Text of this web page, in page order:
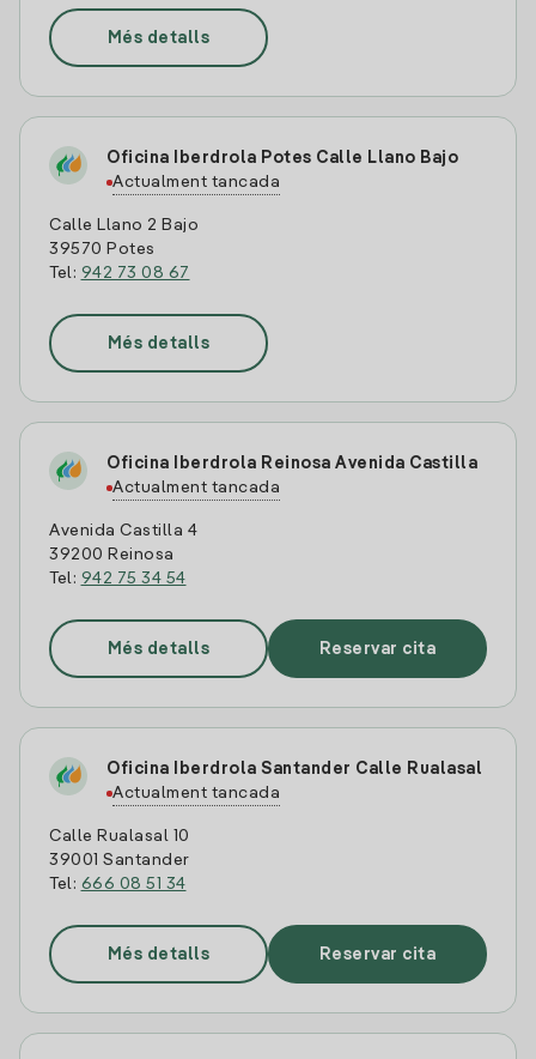
Més detalls
Oficina Iberdrola Potes Calle Llano Bajo
Actualment tancada
Calle Llano 2 Bajo
39570 Potes
Tel: 942 73 08 67
Més detalls
Oficina Iberdrola Reinosa Avenida Castilla
Actualment tancada
Avenida Castilla 4
39200 Reinosa
Tel: 942 75 34 54
Més detalls Reservar cita
Oficina Iberdrola Santander Calle Rualasal
Actualment tancada
Calle Rualasal 10
39001 Santander
Tel: 666 08 51 34
Més detalls Reservar cita